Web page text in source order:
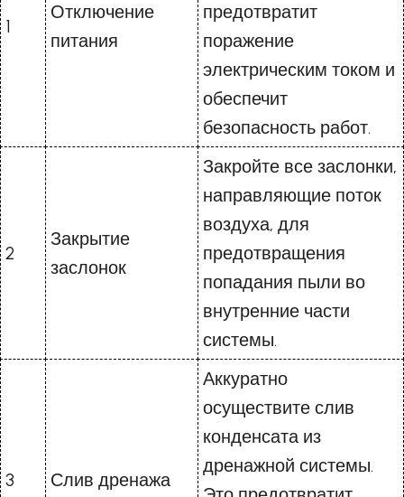
1
Отключение
питания
предотвратит
поражение
электрическим током и
обеспечит
безопасность работ.
2
Закрытие
заслонок
Закройте все заслонки,
направляющие поток
воздуха, для
предотвращения
попадания пыли во
внутренние части
системы.
3 Слив дренажа
Аккуратно
осуществите слив
конденсата из
дренажной системы.